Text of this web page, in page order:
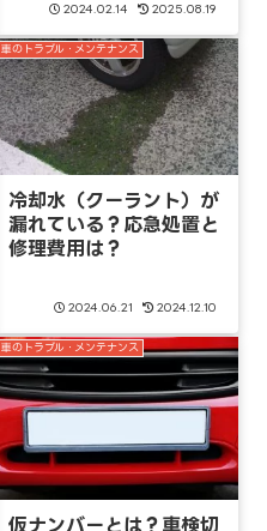
2024.02.14 2025.08.19
車のトラブル・メンテナンス
冷却水（クーラント）が
漏れている？応急処置と
修理費用は？
2024.06.21 2024.12.10
車のトラブル・メンテナンス
仮ナンバーとは？車検切